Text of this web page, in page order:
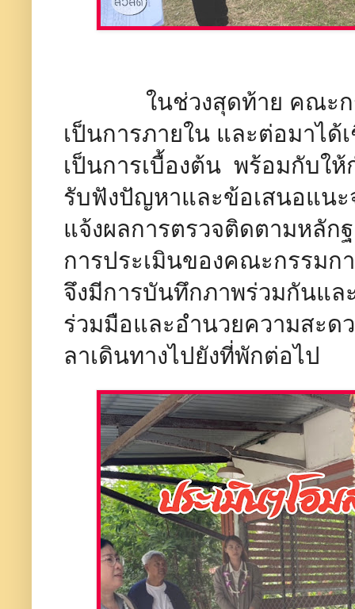
ในช่วงสุดท้าย คณะกรร
เป็นการภายใน และต่อมาได้
เป็นการเบื้องต้น พร้อมกับใ
รับฟังปัญหาและข้อเสนอแนะ
แจ้งผลการตรวจติดตามหลัก
การประเมินของคณะกรรมก
จึงมีการบันทึกภาพร่วมกันแ
ร่วมมือและอำนวยความสะด
ลาเดินทางไปยังที่พักต่อไป